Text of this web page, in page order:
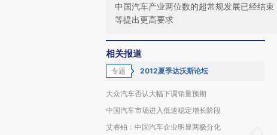
中国汽车产业两位数的超常规发展已经结
等提出更高要求
相关报道
专题 2012夏季达沃斯论坛
大众汽车否认大幅下调销量预期
中国汽车市场进入低速稳定增长阶段
艾睿铂：中国汽车企业明显两极分化